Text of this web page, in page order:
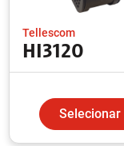
Tellescom
HI3120
Selecionar